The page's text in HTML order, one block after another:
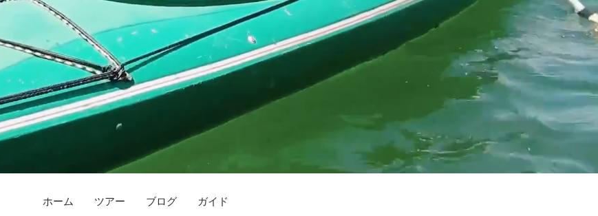
ホーム ツアー ブログ ガイド